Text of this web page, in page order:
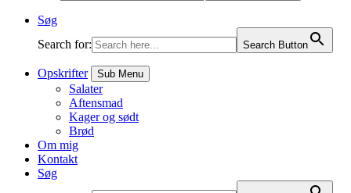
Søg
Search for:
Search Button
Opskrifter Sub Menu
Salater
Aftensmad
Kager og sødt
Brød
Om mig
Kontakt
Søg